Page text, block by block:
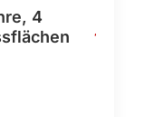
4
152,10